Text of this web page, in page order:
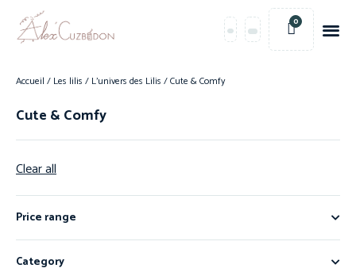
0
Accueil / Les lilis / L'univers des Lilis / Cute & Comfy
Cute & Comfy
Clear all
Price range
Category